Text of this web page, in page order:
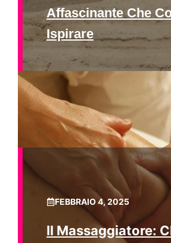
Affascinante Che
Ispirare
FEBBRAIO 4, 2025
Il Massaggiatore: